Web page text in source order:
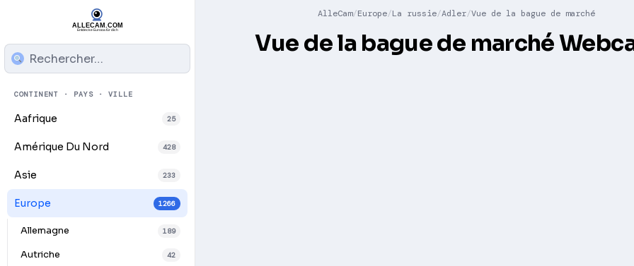
CONTINENT · PAYS · VILLE
Aafrique 25
Amérique Du Nord 428
Asie 233
Europe 1266
Allemagne 189
Autriche 42
AlleCam Europe La russie Adler Vue de la bague de marché
Vue de la bague de marché